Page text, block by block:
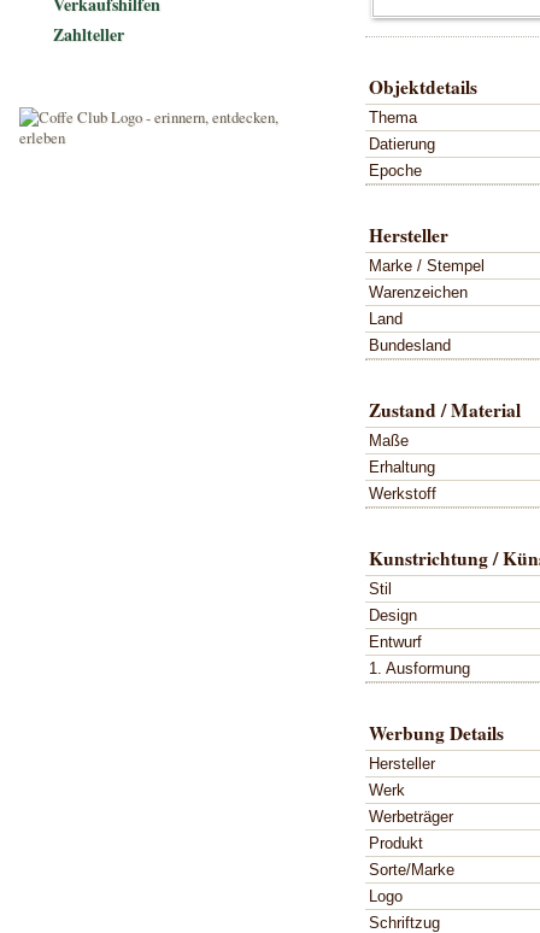
Objektdetails
Thema
Datierung
Epoche
Hersteller
Marke / Stempel
Warenzeichen
Land
Bundesland
Zustand / Material
Maße
Erhaltung
Werkstoff
Kunstrichtung /
Stil
Design
Entwurf
1. Ausformung
Werbung Details
Hersteller
Werk
Werbeträger
Produkt
Sorte/Marke
Logo
Schriftzug
Zahlteller